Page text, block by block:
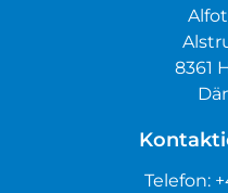
8361
Telefon: